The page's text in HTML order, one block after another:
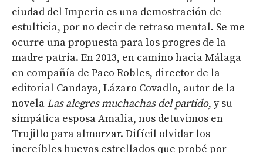
ciudad del Imperio es una demostración de
estulticia, por no decir de retraso mental. Se me
ocurre una propuesta para los progres de la
madre patria. En 2013, en camino hacia Málaga
en compañía de Paco Robles, director de la
editorial Candaya, Lázaro Covadlo, autor de la
novela Las alegres muchachas del partido, y su
simpática esposa Amalia, nos detuvimos en
Trujillo para almorzar. Difícil olvidar los
increíbles huevos estrellados que probé por